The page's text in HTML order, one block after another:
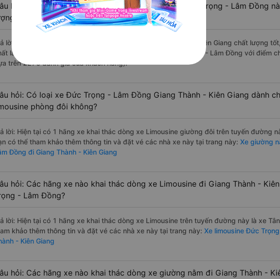
hỏi: Review xe đi Giang Thành - Kiên Giang từ Đức Trọng - Lâm Đồng
tốt, xuất sắc, cao cấp nhất?
lời: Những hãng xe đi Đức Trọng - Lâm Đồng Giang Thành - Kiên Giang chất lượng
là nhà xe Tân Niên đi Giang Thành - Kiên Giang từ Đức Trọng - Lâm Đồng với điểm
trên 2276 đánh giá của khách hàng).
hỏi: Có loại xe Đức Trọng - Lâm Đồng Giang Thành - Kiên Giang dành
phòng đôi không?
lời: Hiện tại có 1 hãng xe khai thác dòng xe Limousine giường đôi trên tuyến đường
có thể tham khảo thêm thông tin và đặt vé các nhà xe này tại trang này: Xe giường
Đồng đi Giang Thành - Kiên Giang
hỏi: Các hãng xe nào khai thác dòng xe Limousine đi Giang Thành -
- Lâm Đồng?
lời: Hiện tại có 1 hãng xe khai thác dòng xe Limousine trên tuyến đường này là xe
khảo thêm thông tin và đặt vé các nhà xe này tại trang này: Xe limousine Đức
- Kiên Giang
hỏi: Các hãng xe nào khai thác dòng xe giường nằm đi Giang Thành -